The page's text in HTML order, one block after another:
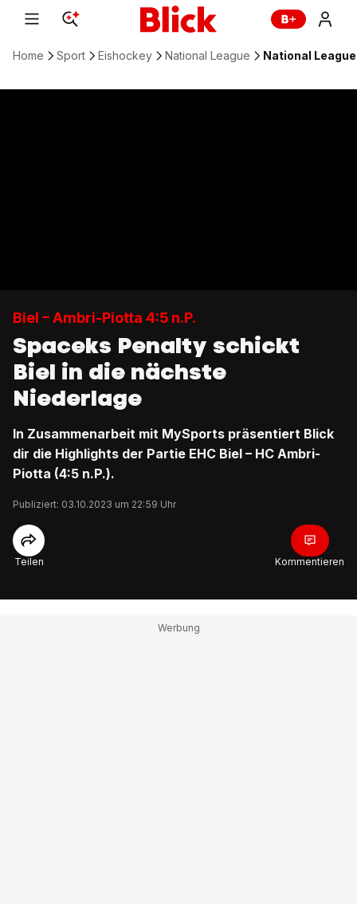
Home Sport Eishockey National League National
Biel – Ambri-Piotta 4:5 n.P.
Spaceks Penalty schickt
Biel in die nächste
Niederlage
In Zusammenarbeit mit MySports präsentiert Blick
dir die Highlights der Partie EHC Biel – HC Ambri-
Piotta (4:5 n.P.).
Publiziert: 03.10.2023 um 22:59 Uhr
Teilen Kommentieren